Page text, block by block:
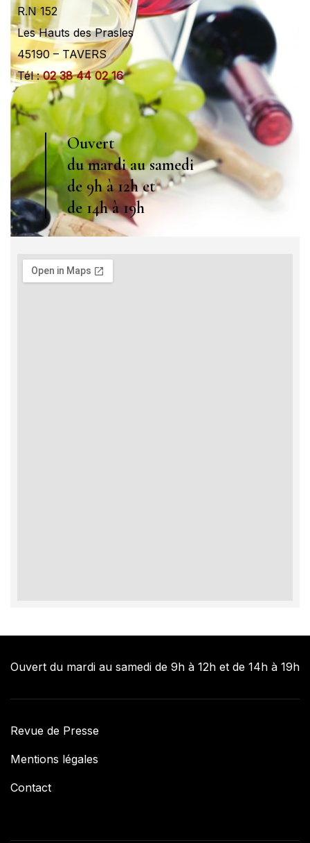
R.N 152
Les Hauts des Prasles
45190 – TAVERS
Tél :02 38 44 02 16
Ouvert
du mardi au samedi
de 9h à 12h et
de 14h à 19h
Ouvert du mardi au samedi de 9h à 12h et de 14h à 19h
Revue de Presse
Mentions légales
Contact